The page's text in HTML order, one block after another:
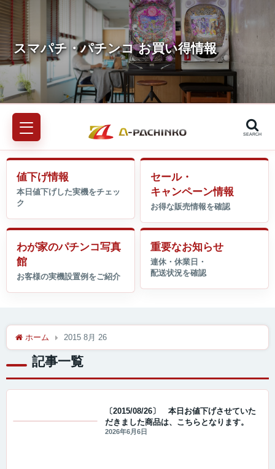
SEARCH
値下げ情報
セール・
キャンペーン情報
わが家のパチンコ写真
館
重要なお知らせ
ホーム 2015 8月 26
記事一覧
〔2015/08/26〕 本日お値下げさせていた
だきました商品は、こちらとなります。
2026年6月6日